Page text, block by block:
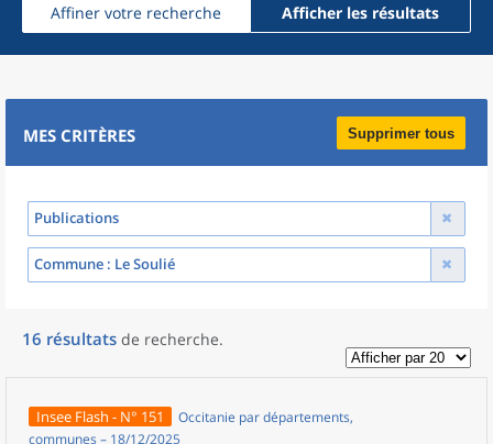
Affiner votre recherche Afficher les résultats
MES CRITÈRES Supprimer tous
Publications
Commune : Le Soulié
16 résultats de recherche.
Insee Flash - N° 151
Occitanie par départements,
communes – 18/12/2025